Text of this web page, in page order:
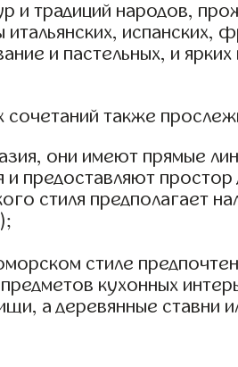
и традиций народов,
испанских,
и пастельных, и
сочетаний также
они имеют прямые
и предоставляют
стиля предполагает
стиле
кухонных
а деревянные ставни